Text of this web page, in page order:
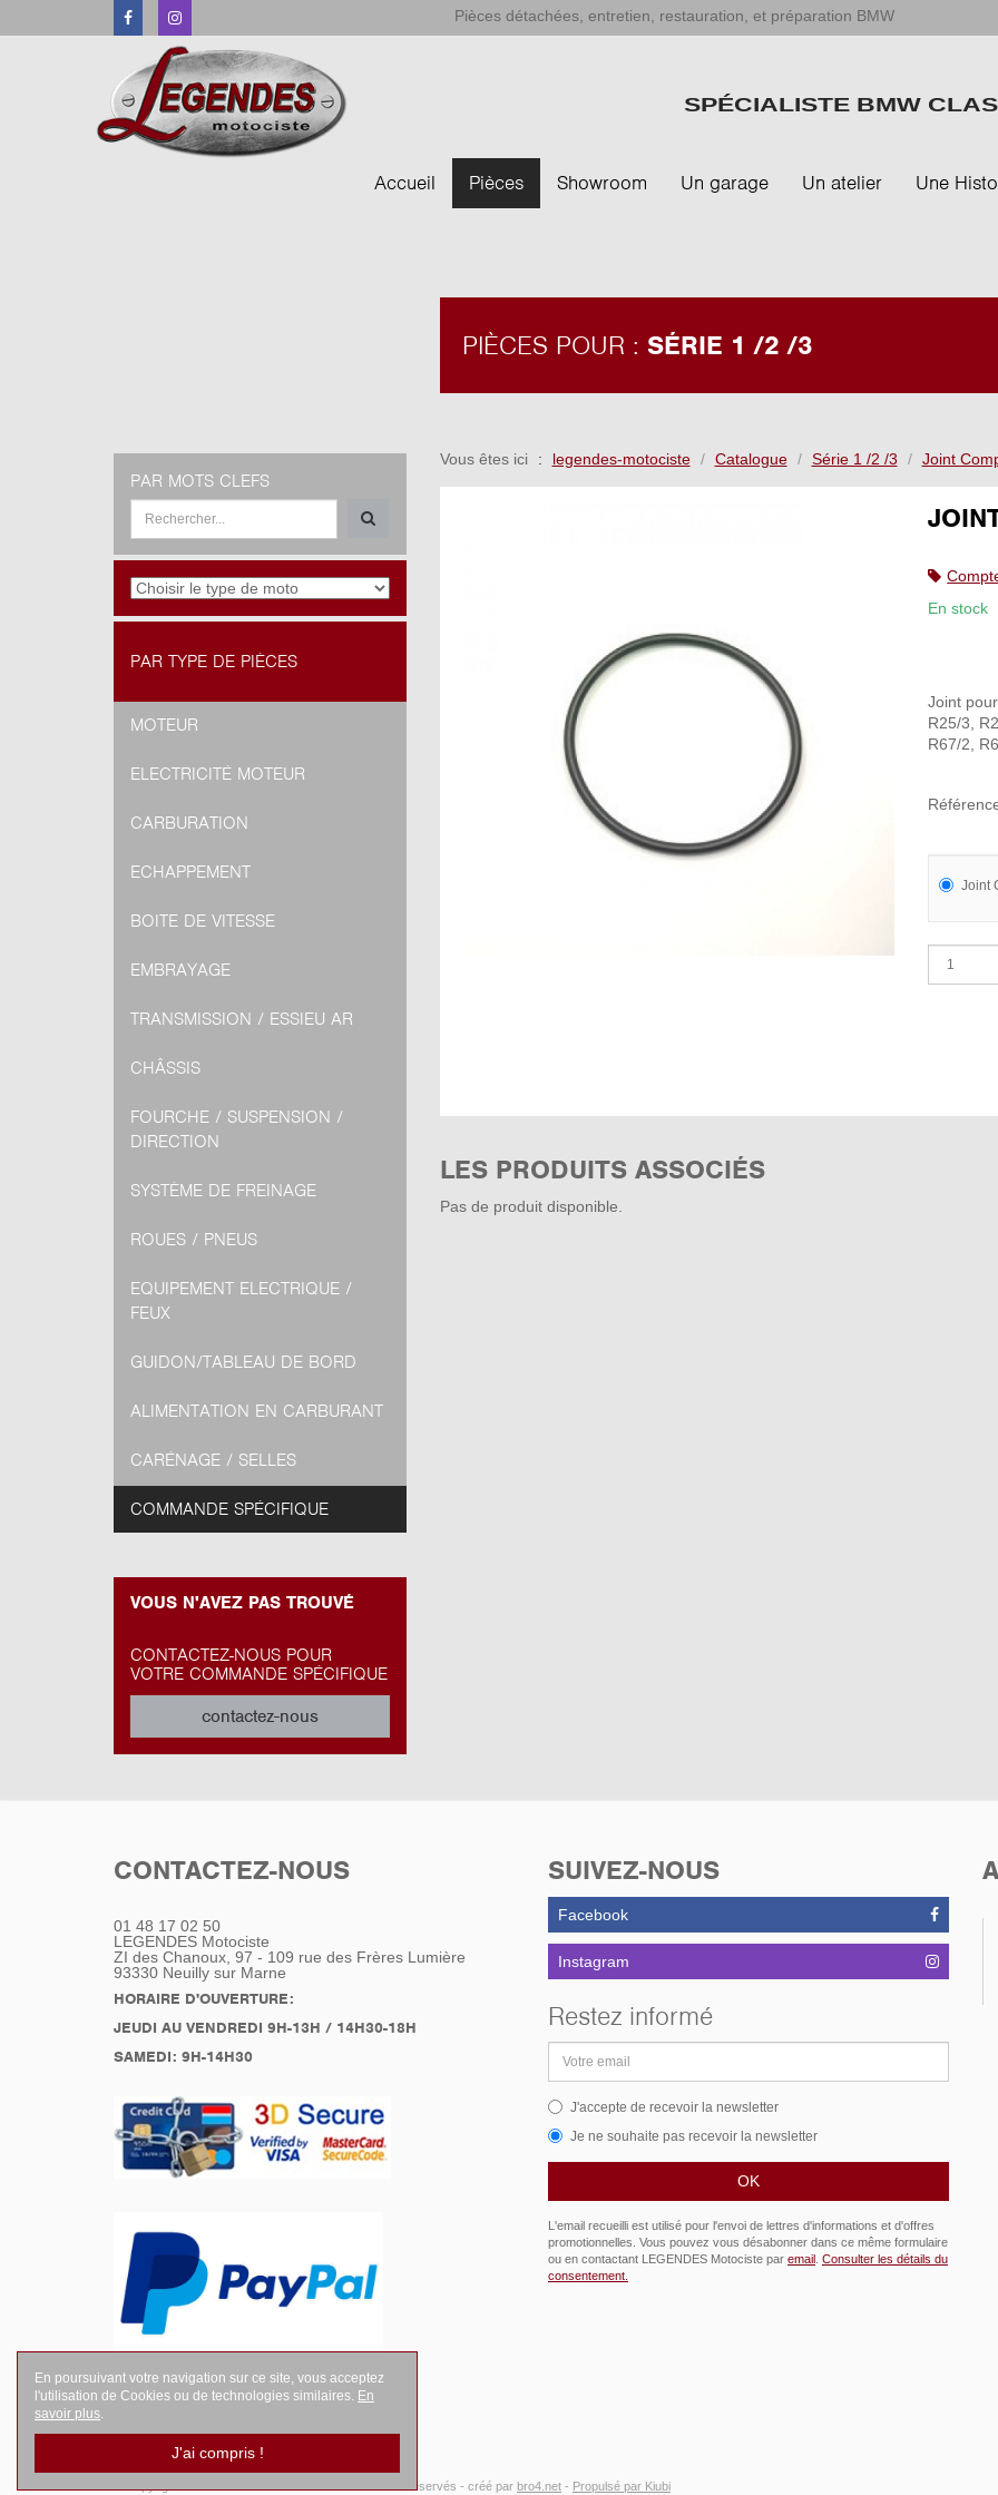
FacebookInstagram Pièces détachées, entretien, restauration, et préparation BMW
SPÉCIALISTE BMW
Accueil Pièces Showroom Un garage Un atelier Une
PIÈCES POUR : SÉRIE 1 /2 /3
Vous êtes ici legendes-motociste Catalogue Série 1 /2 /3 Joint
En stock
Joint
R25/3,
R67/2,
Joint
LES PRODUITS ASSOCIÉS
Pas de produit disponible.
PAR MOTS CLEFS
PAR TYPE DE PIÈCES
MOTEUR
ELECTRICITÉ MOTEUR
CARBURATION
ECHAPPEMENT
BOITE DE VITESSE
EMBRAYAGE
TRANSMISSION / ESSIEU AR
CHÂSSIS
FOURCHE / SUSPENSION /
DIRECTION
SYSTÈME DE FREINAGE
ROUES / PNEUS
EQUIPEMENT ELECTRIQUE /
FEUX
GUIDON/TABLEAU DE BORD
ALIMENTATION EN CARBURANT
CARÉNAGE / SELLES
COMMANDE SPÉCIFIQUE
VOUS N'AVEZ PAS TROUVÉ
CONTACTEZ-NOUS POUR
VOTRE COMMANDE SPÉCIFIQUE
contactez-nous
CONTACTEZ-NOUS
01 48 17 02 50
LEGENDES Motociste
ZI des Chanoux, 97 - 109 rue des Frères Lumière
93330 Neuilly sur Marne
HORAIRE D'OUVERTURE:
JEUDI AU VENDREDI 9H-13H / 14H30-18H
SAMEDI: 9H-14H30
SUIVEZ-NOUS
Facebook
Instagram
Restez informé
email
J'accepte de recevoir la newsletter
Je ne souhaite pas recevoir la newsletter
L'email recueilli est utilisé pour l'envoi de lettres d'informations et d'offres
promotionnelles. Vous pouvez vous désabonner dans ce même formulaire
ou en contactant LEGENDES Motociste par email Consulter les détails du
consentement.
- Tous droits réservés - créé par bro4.net - Propulsé par Kiubi
En poursuivant votre navigation sur ce site, vous acceptez
l'utilisation de Cookies ou de technologies similaires. En
savoir plus
J'ai compris !